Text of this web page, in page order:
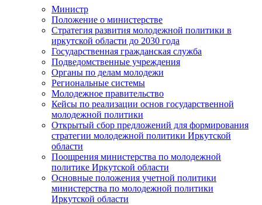
Министр
Положение о министерстве
Стратегия развития молодежной политики в
иркутской области до 2030 года
Государственная гражданская служба
Подведомственные учреждения
Органы по делам молодежи
Региональные системы
Молодежное правительство
Кейсы по реализации основ государственной
молодежной политики
Открытый сбор предложений для формирования
стратегии молодежной политики Иркутской
области
Поощрения министерства по молодежной
политике Иркутской области
Основные положения учетной политики
министерства по молодежной политики
Иркутской области